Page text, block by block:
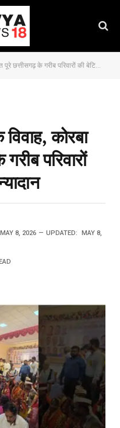
के गरीब परिवारों की बेटियों का भव्य कन्यादान
कोरबा
परिवारों
MAY 8, 2026 UPDATED: MAY 8,